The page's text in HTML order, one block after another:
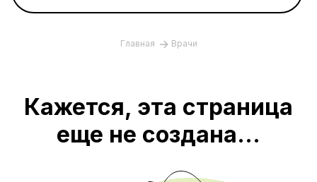
Главная Врачи
Кажется, эта страница
еще не создана...